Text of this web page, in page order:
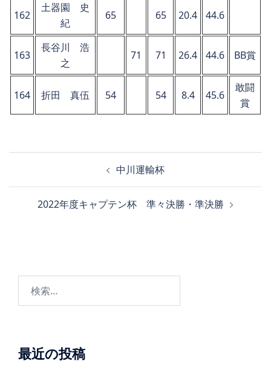
162
土器園 史
紀
65 65 20.4 44.6
163
長谷川 浩
之
71 71 26.4 44.6 BB賞
164 折田 真伍 54 54 8.4 45.6
敢闘
賞
ョ
中川運輸杯
2022年度キャプテン杯 準々決勝・準決勝
最近の投稿